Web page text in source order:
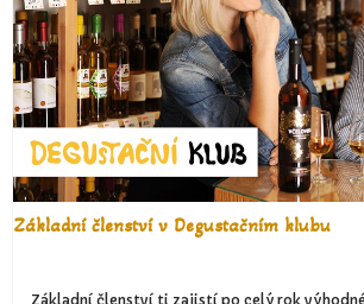
Základní členství v Degustačním klubu